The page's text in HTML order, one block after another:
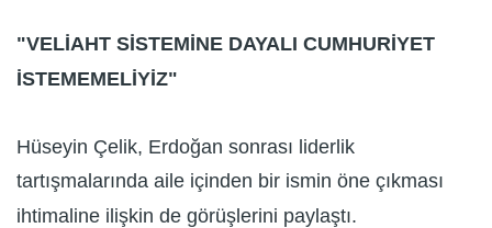
"VELİAHT SİSTEMİNE DAYALI CUMHURİYET
İSTEMEMELİYİZ"
Hüseyin Çelik, Erdoğan sonrası liderlik
tartışmalarında aile içinden bir ismin öne çıkması
ihtimaline ilişkin de görüşlerini paylaştı.